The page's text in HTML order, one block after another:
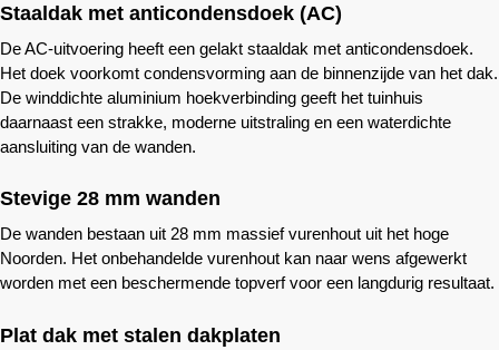
Staaldak met anticondensdoek (AC)
De AC-uitvoering heeft een gelakt staaldak met anticondensdoek.
Het doek voorkomt condensvorming aan de binnenzijde van het dak.
De winddichte aluminium hoekverbinding geeft het tuinhuis
daarnaast een strakke, moderne uitstraling en een waterdichte
aansluiting van de wanden.
Stevige 28 mm wanden
De wanden bestaan uit 28 mm massief vurenhout uit het hoge
Noorden. Het onbehandelde vurenhout kan naar wens afgewerkt
worden met een beschermende topverf voor een langdurig resultaat.
Plat dak met stalen dakplaten